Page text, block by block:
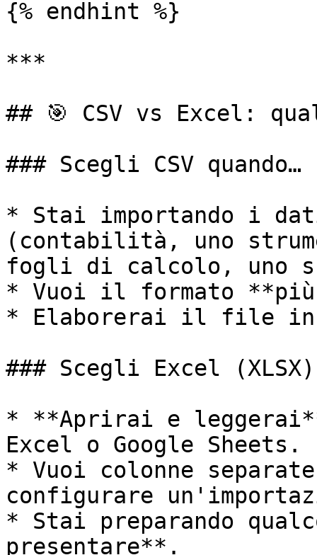
{% endhint %}
***
## 🎯 CSV vs Excel:
### Scegli CSV quando…
* Stai importando i
(contabilità, uno
fogli di calcolo, uno
* Vuoi il formato
* Elaborerai il file in
### Scegli Excel (XLSX)
* **Aprirai e
Excel o Google Sheets.
* Vuoi colonne
configurare
* Stai preparando
presentare**.